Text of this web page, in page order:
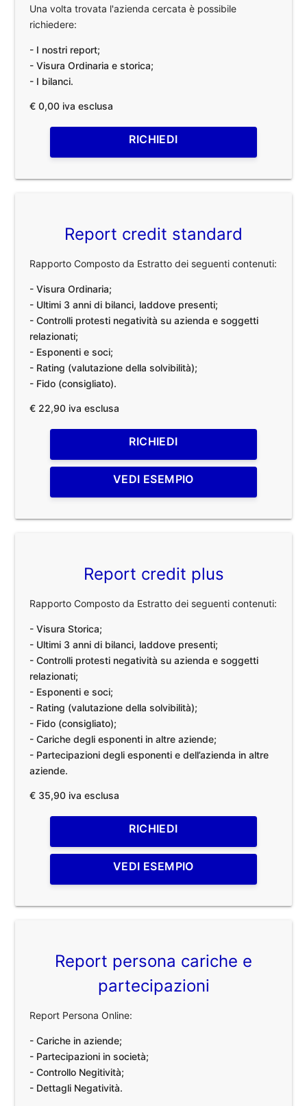
Una volta trovata l'azienda cercata è possibile
richiedere:
- I nostri report;
- Visura Ordinaria e storica;
- I bilanci.
€ 0,00 iva esclusa
RICHIEDI
Report credit standard
Rapporto Composto da Estratto dei seguenti contenuti:
- Visura Ordinaria;
- Ultimi 3 anni di bilanci, laddove presenti;
- Controlli protesti negatività su azienda e soggetti
relazionati;
- Esponenti e soci;
- Rating (valutazione della solvibilità);
- Fido (consigliato).
€ 22,90 iva esclusa
RICHIEDI
VEDI ESEMPIO
Report credit plus
Rapporto Composto da Estratto dei seguenti contenuti:
- Visura Storica;
- Ultimi 3 anni di bilanci, laddove presenti;
- Controlli protesti negatività su azienda e soggetti
relazionati;
- Esponenti e soci;
- Rating (valutazione della solvibilità);
- Fido (consigliato);
- Cariche degli esponenti in altre aziende;
- Partecipazioni degli esponenti e dell’azienda in altre
aziende.
€ 35,90 iva esclusa
RICHIEDI
VEDI ESEMPIO
Report persona cariche e
partecipazioni
Report Persona Online:
- Cariche in aziende;
- Partecipazioni in società;
- Controllo Negitività;
- Dettagli Negatività.